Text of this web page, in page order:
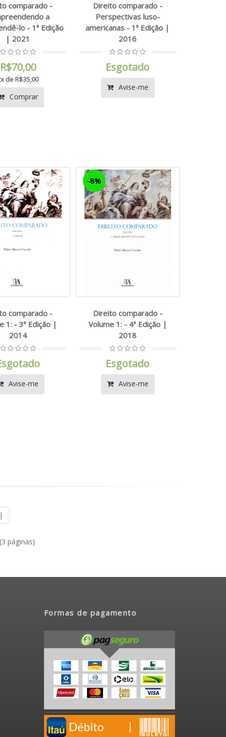
comparado -
a
lo - 1ª Edição
| 2021
R$70,00
de R$35,00
Comprar
Direito comparado -
Perspectivas luso-
americanas - 1ª Edição |
2016
Esgotado
Avise-me
comparado -
1: - 3ª Edição |
2014
Avise-me
-8%
Direito comparado -
Volume 1: - 4ª Edição |
2018
Esgotado
Avise-me
páginas)
Formas de pagamento